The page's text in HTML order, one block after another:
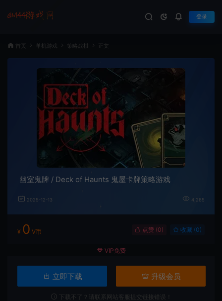
登录
首页 单机游戏 策略战棋 正文
幽室鬼牌 / Deck of Haunts 鬼屋卡牌策略游戏
2025-12-13 4,285
¥ 0 V币 点赞 (0) 收藏 (0)
VIP免费
立即下载 升级会员
下载不了？请联系网站客服提交链接错误！